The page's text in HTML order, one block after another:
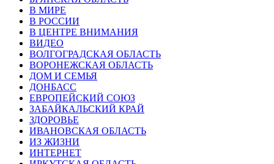
В МИРЕ
В РОССИИ
В ЦЕНТРЕ ВНИМАНИЯ
ВИДЕО
ВОЛГОГРАДСКАЯ ОБЛАСТЬ
ВОРОНЕЖСКАЯ ОБЛАСТЬ
ДОМ И СЕМЬЯ
ДОНБАСС
ЕВРОПЕЙСКИЙ СОЮЗ
ЗАБАЙКАЛЬСКИЙ КРАЙ
ЗДОРОВЬЕ
ИВАНОВСКАЯ ОБЛАСТЬ
ИЗ ЖИЗНИ
ИНТЕРНЕТ